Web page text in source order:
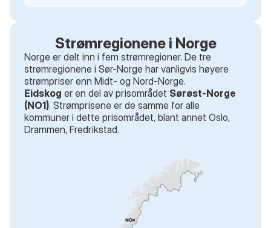
Strømregionene i Norge
Norge er delt inn i fem strømregioner. De tre
strømregionene i Sør-Norge har vanligvis høyere
strømpriser enn Midt- og Nord-Norge.
Eidskog er en del av prisområdet Sørøst-Norge
(NO1). Strømprisene er de samme for alle
kommuner i dette prisområdet, blant annet Oslo,
Drammen, Fredrikstad.